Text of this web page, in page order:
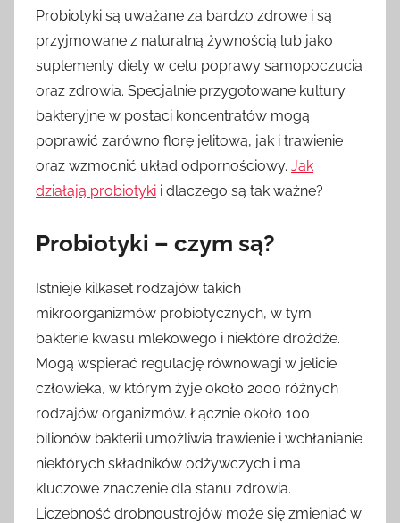
Probiotyki są uważane za bardzo zdrowe i są
przyjmowane z naturalną żywnością lub jako
suplementy diety w celu poprawy samopoczucia
oraz zdrowia. Specjalnie przygotowane kultury
bakteryjne w postaci koncentratów mogą
poprawić zarówno florę jelitową, jak i trawienie
oraz wzmocnić układ odpornościowy. Jak
działają probiotyki i dlaczego są tak ważne?
Probiotyki – czym są?
Istnieje kilkaset rodzajów takich
mikroorganizmów probiotycznych, w tym
bakterie kwasu mlekowego i niektóre drożdże.
Mogą wspierać regulację równowagi w jelicie
człowieka, w którym żyje około 2000 różnych
rodzajów organizmów. Łącznie około 100
bilionów bakterii umożliwia trawienie i wchłanianie
niektórych składników odżywczych i ma
kluczowe znaczenie dla stanu zdrowia.
Liczebność drobnoustrojów może się zmieniać w